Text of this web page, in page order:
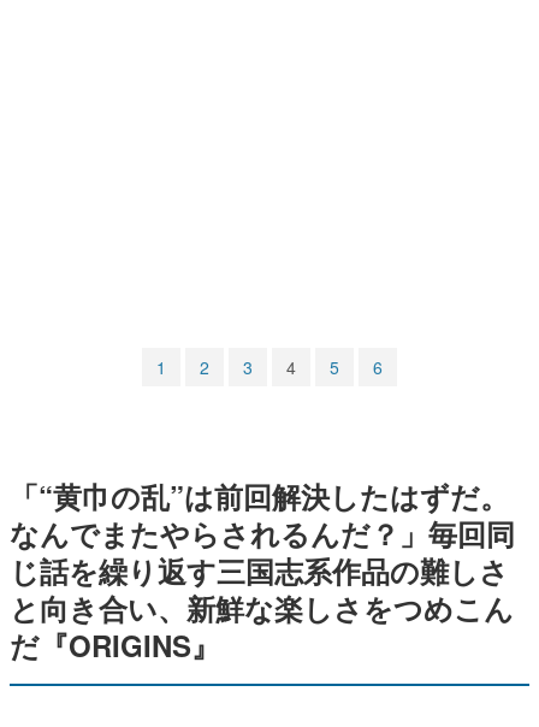
1 2 3 4 5 6
「“黄巾の乱”は前回解決したはずだ。
なんでまたやらされるんだ？」毎回同
じ話を繰り返す三国志系作品の難しさ
と向き合い、新鮮な楽しさをつめこん
だ『ORIGINS』